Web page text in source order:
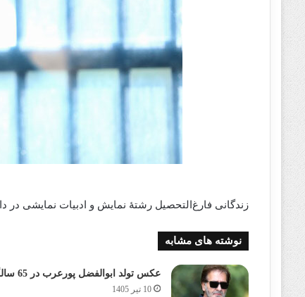
زندگانی فارغ‌التحصیل رشتهٔ نمایش و ادبیات نمایشی در
نوشته های مشابه
عکس تولد ابوالفضل پورعرب در 65 سالگی
10 تیر 1405